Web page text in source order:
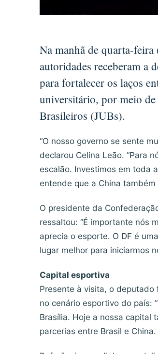
Na manhã de quarta-
autoridades receberam a
para fortalecer os laços
universitário, por meio
Brasileiros (JUBs).
“O nosso governo se sente
declarou Celina Leão. “Para
escalão. Investimos em toda
entende que a China
O presidente da
ressaltou: “É importante nós
aprecia o esporte. O DF é
lugar melhor para iniciarmos
Capital esportiva
Presente à visita, o
no cenário esportivo do país:
Brasília. Hoje a nossa capital
parcerias entre Brasil e